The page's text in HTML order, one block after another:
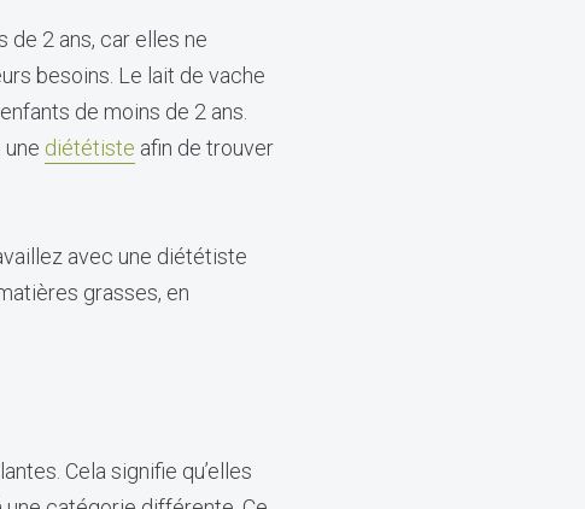
de 2 ans, car elles ne
besoins. Le lait de vache
de moins de 2 ans.
diététiste afin de trouver
avec une diététiste
grasses, en
Cela signifie qu’elles